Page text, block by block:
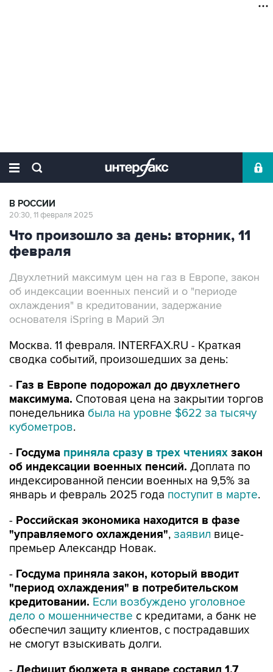
В РОССИИ
20:30, 11 февраля 2025
Что произошло за день: вторник, 11
февраля
Двухлетний максимум цен на газ в Европе, закон
об индексации военных пенсий и о "периоде
охлаждения" в кредитовании, задержание
основателя iSpring в Марий Эл
Москва. 11 февраля. INTERFAX.RU - Краткая
сводка событий, произошедших за день:
- Газ в Европе подорожал до двухлетнего
максимума. Спотовая цена на закрытии торгов
понедельника была на уровне $622 за тысячу
кубометров.
- Госдума приняла сразу в трех чтениях закон
об индексации военных пенсий. Доплата по
индексированной пенсии военных на 9,5% за
январь и февраль 2025 года поступит в марте.
- Российская экономика находится в фазе
"управляемого охлаждения", заявил вице-
премьер Александр Новак.
- Госдума приняла закон, который вводит
"период охлаждения" в потребительском
кредитовании. Если возбуждено уголовное
дело о мошенничестве с кредитами, а банк не
обеспечил защиту клиентов, с пострадавших
не смогут взыскивать долги.